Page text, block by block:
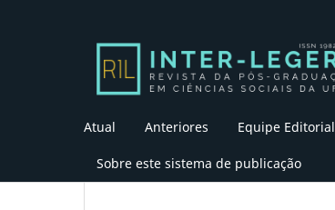
Atual Anteriores Equipe Editorial
Sobre este sistema de publicação